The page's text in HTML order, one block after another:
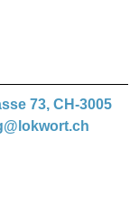
73, CH-3005